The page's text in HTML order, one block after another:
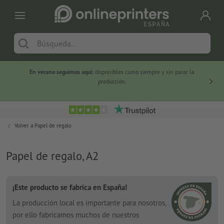
En verano seguimos aquí: disponibles como siempre y sin parar la
producción.
Volver a Papel de regalo
Papel de regalo, A2
¡Este producto se fabrica en España!
La producción local es importante para nosotros,
por ello fabricamos muchos de nuestros